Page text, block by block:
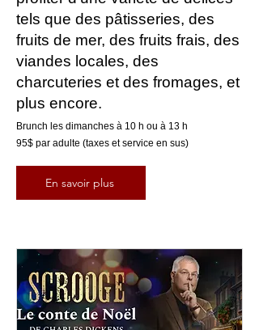
tels que des pâtisseries, des
fruits de mer, des fruits frais, des
viandes locales, des
charcuteries et des fromages, et
plus encore.
Brunch les dimanches à 10 h ou à 13 h
95$ par adulte (taxes et service en sus)
En savoir plus